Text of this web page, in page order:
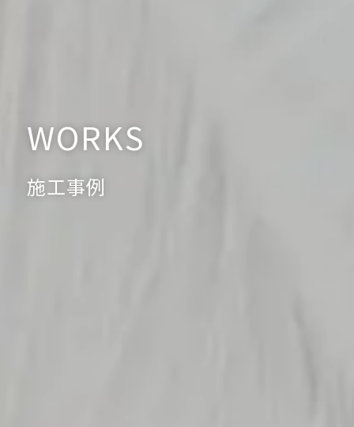
WORKS
施工事例